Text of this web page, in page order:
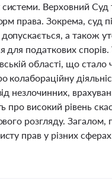
Верховний
права. Зокрема, суд
а також
для податкових
області, що
колабораційну
незлочинних,
про високий рівень
розгляду.
прав у різних